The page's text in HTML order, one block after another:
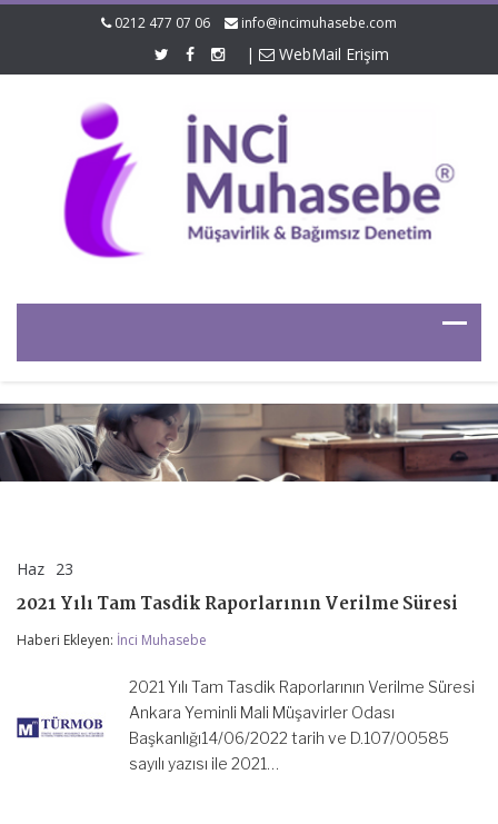
0212 477 07 06 info@incimuhasebe.com
| WebMail Erişim
Haz 23
Tam
Raporlarının
Süresi
2021 Yılı Tam Tasdik Raporlarının Verilme Süresi
Haberi Ekleyen: İnci Muhasebe
2021 Yılı Tam Tasdik Raporlarının Verilme Süresi
Ankara Yeminli Mali Müşavirler Odası
Başkanlığı14/06/2022 tarih ve D.107/00585
sayılı yazısı ile 2021…